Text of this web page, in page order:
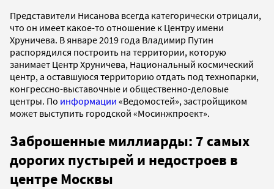
Представители Нисанова всегда категорически отрицали,
что он имеет какое-то отношение к Центру имени
Хруничева. В январе 2019 года Владимир Путин
распорядился построить на территории, которую
занимает Центр Хруничева, Национальный космический
центр, а оставшуюся территорию отдать под технопарки,
конгрессно-выставочные и общественно-деловые
центры. По информации «Ведомостей», застройщиком
может выступить городской «Мосинжпроект».
Заброшенные миллиарды: 7 самых
дорогих пустырей и недостроев в
центре Москвы